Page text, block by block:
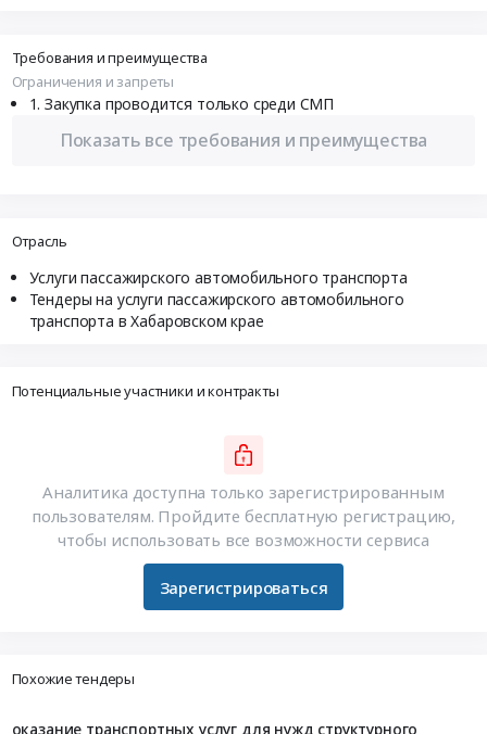
Требования и преимущества
Ограничения и запреты
Закупка проводится только среди СМП
Показать все требования и преимущества
Отрасль
Услуги пассажирского автомобильного транспорта
Тендеры на услуги пассажирского автомобильного
транспорта в Хабаровском крае
Потенциальные участники и контракты
Аналитика доступна только зарегистрированным
пользователям. Пройдите бесплатную регистрацию,
чтобы использовать все возможности сервиса
Зарегистрироваться
Похожие тендеры
оказание транспортных услуг для нужд структурного